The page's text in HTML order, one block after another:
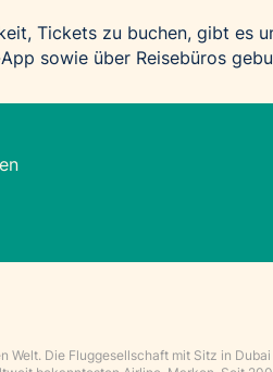
Tickets zu buchen, gibt es
sowie über Reisebüros
Welt. Die Fluggesellschaft mit Sitz in